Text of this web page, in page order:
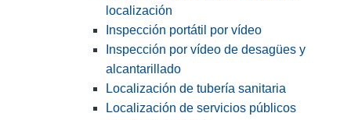
localización
Inspección portátil por vídeo
Inspección por vídeo de desagües y
alcantarillado
Localización de tubería sanitaria
Localización de servicios públicos